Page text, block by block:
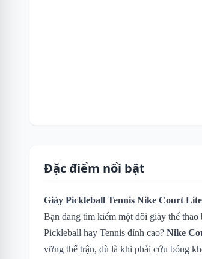
Đặc điểm nổi bật
Giày Pickleball Tennis Nike Court
Bạn đang tìm kiếm một đôi giày thể
Pickleball hay Tennis đỉnh cao? Nike
vững thế trận, dù là khi phải cứu bóng